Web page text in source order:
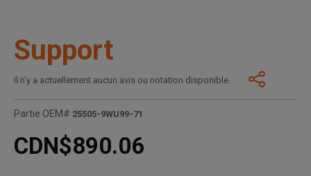
Support
Il n’y a actuellement aucun avis ou notation disponible.
Partie OEM# 25505-9WU99-71
CDN$890.06